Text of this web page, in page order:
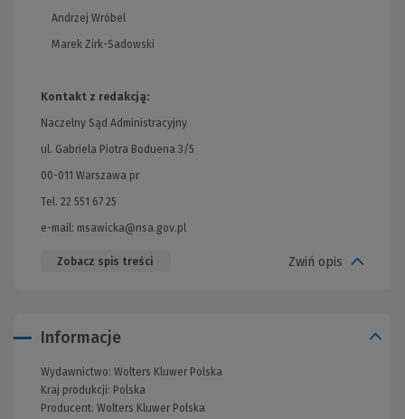
Andrzej Wróbel
Marek Zirk-Sadowski
Kontakt z redakcją:
Naczelny Sąd Administracyjny
ul. Gabriela Piotra Boduena 3/5
00-011 Warszawa pr
Tel. 22 551 67 25
e-mail: msawicka@nsa.gov.pl
Zobacz spis treści Zwiń opis
Informacje
Wydawnictwo: Wolters Kluwer Polska
Kraj produkcji: Polska
Producent: Wolters Kluwer Polska